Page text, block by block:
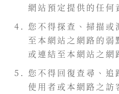
網站預定提供的任何
您不得探查、掃描或
至本網站之網路的弱
或連結至本網站之網
您不得回復查尋、追
使用者或本網路之訪